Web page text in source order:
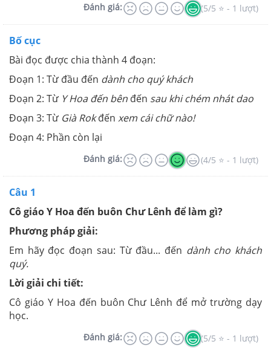
Đánh giá: (5/5 ⭐ - 1 lượt)
Bố cục
Bài đọc được chia thành 4 đoạn:
Đoạn 1: Từ đầu đến dành cho quý khách
Đoạn 2: Từ Y Hoa đến bên đến sau khi chém nhát dao
Đoạn 3: Từ Già Rokđến xem cái chữ nào!
Đoạn 4: Phần còn lại
Đánh giá: (4/5 ⭐ - 1 lượt)
Câu 1
Cô giáo Y Hoa đến buôn Chư Lênh để làm gì?
Phương pháp giải:
Em hãy đọc đoạn sau: Từ đầu... đến dành cho khách
quý.
Lời giải chi tiết:
Cô giáo Y Hoa đến buôn Chư Lênh để mở trường dạy
học.
Đánh giá: (5/5 ⭐ - 1 lượt)